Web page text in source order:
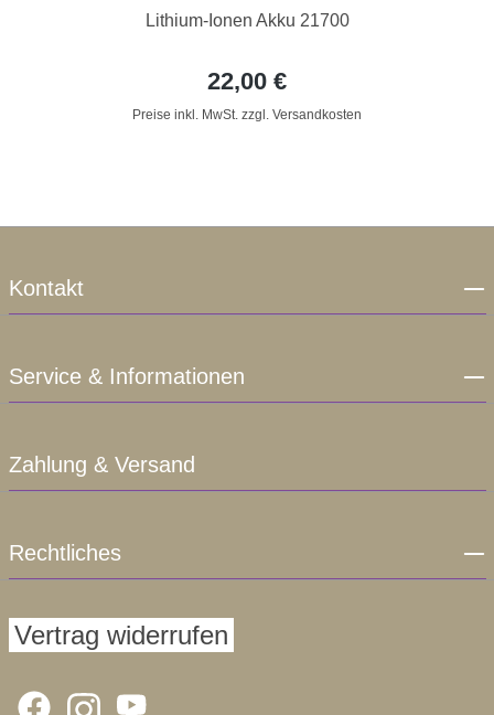
Lithium-Ionen Akku 21700
22,00 €
Preise inkl. MwSt. zzgl. Versandkosten
Kontakt
Service & Informationen
Zahlung & Versand
Rechtliches
Vertrag widerrufen